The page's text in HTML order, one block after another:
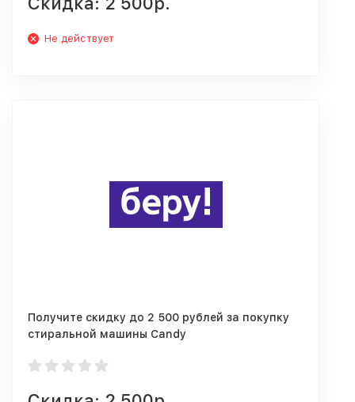
Не действует
Получите скидку до 2 500 рублей за покупку
стиральной машины Candy